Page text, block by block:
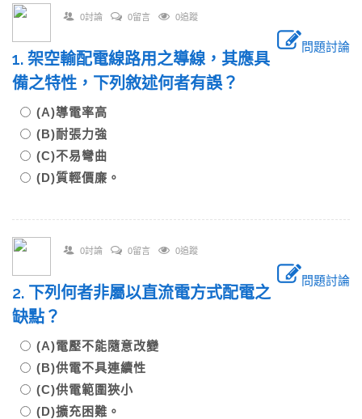
0討論 0留言 0追蹤
問題討論
1. 架空輸配電線路用之導線，其應具
備之特性，下列敘述何者有誤？
(A)導電率高
(B)耐張力強
(C)不易彎曲
(D)質輕價廉。
0討論 0留言 0追蹤
問題討論
2. 下列何者非屬以直流電方式配電之
缺點？
(A)電壓不能隨意改變
(B)供電不具連續性
(C)供電範圍狹小
(D)擴充困難。